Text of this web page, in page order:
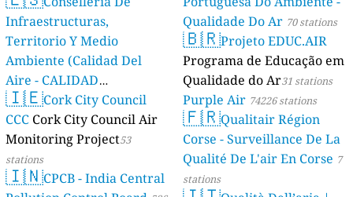
Infraestructuras,
Territorio Y Medio
Ambiente (Calidad Del
Aire - CALIDAD
AMBIENTAL) 23 stations
🇮🇪Cork City Council
CCC Cork City Council Air
Monitoring Project53
stations
🇮🇳CPCB - India Central
Qualidade Do Ar 70 stations
🇧🇷Projeto EDUC.AIR
Programa de Educação em
Qualidade do Ar31 stations
Purple Air 74226 stations
🇫🇷Qualitair Région
Corse - Surveillance De La
Qualité De L'air En Corse 7
stations